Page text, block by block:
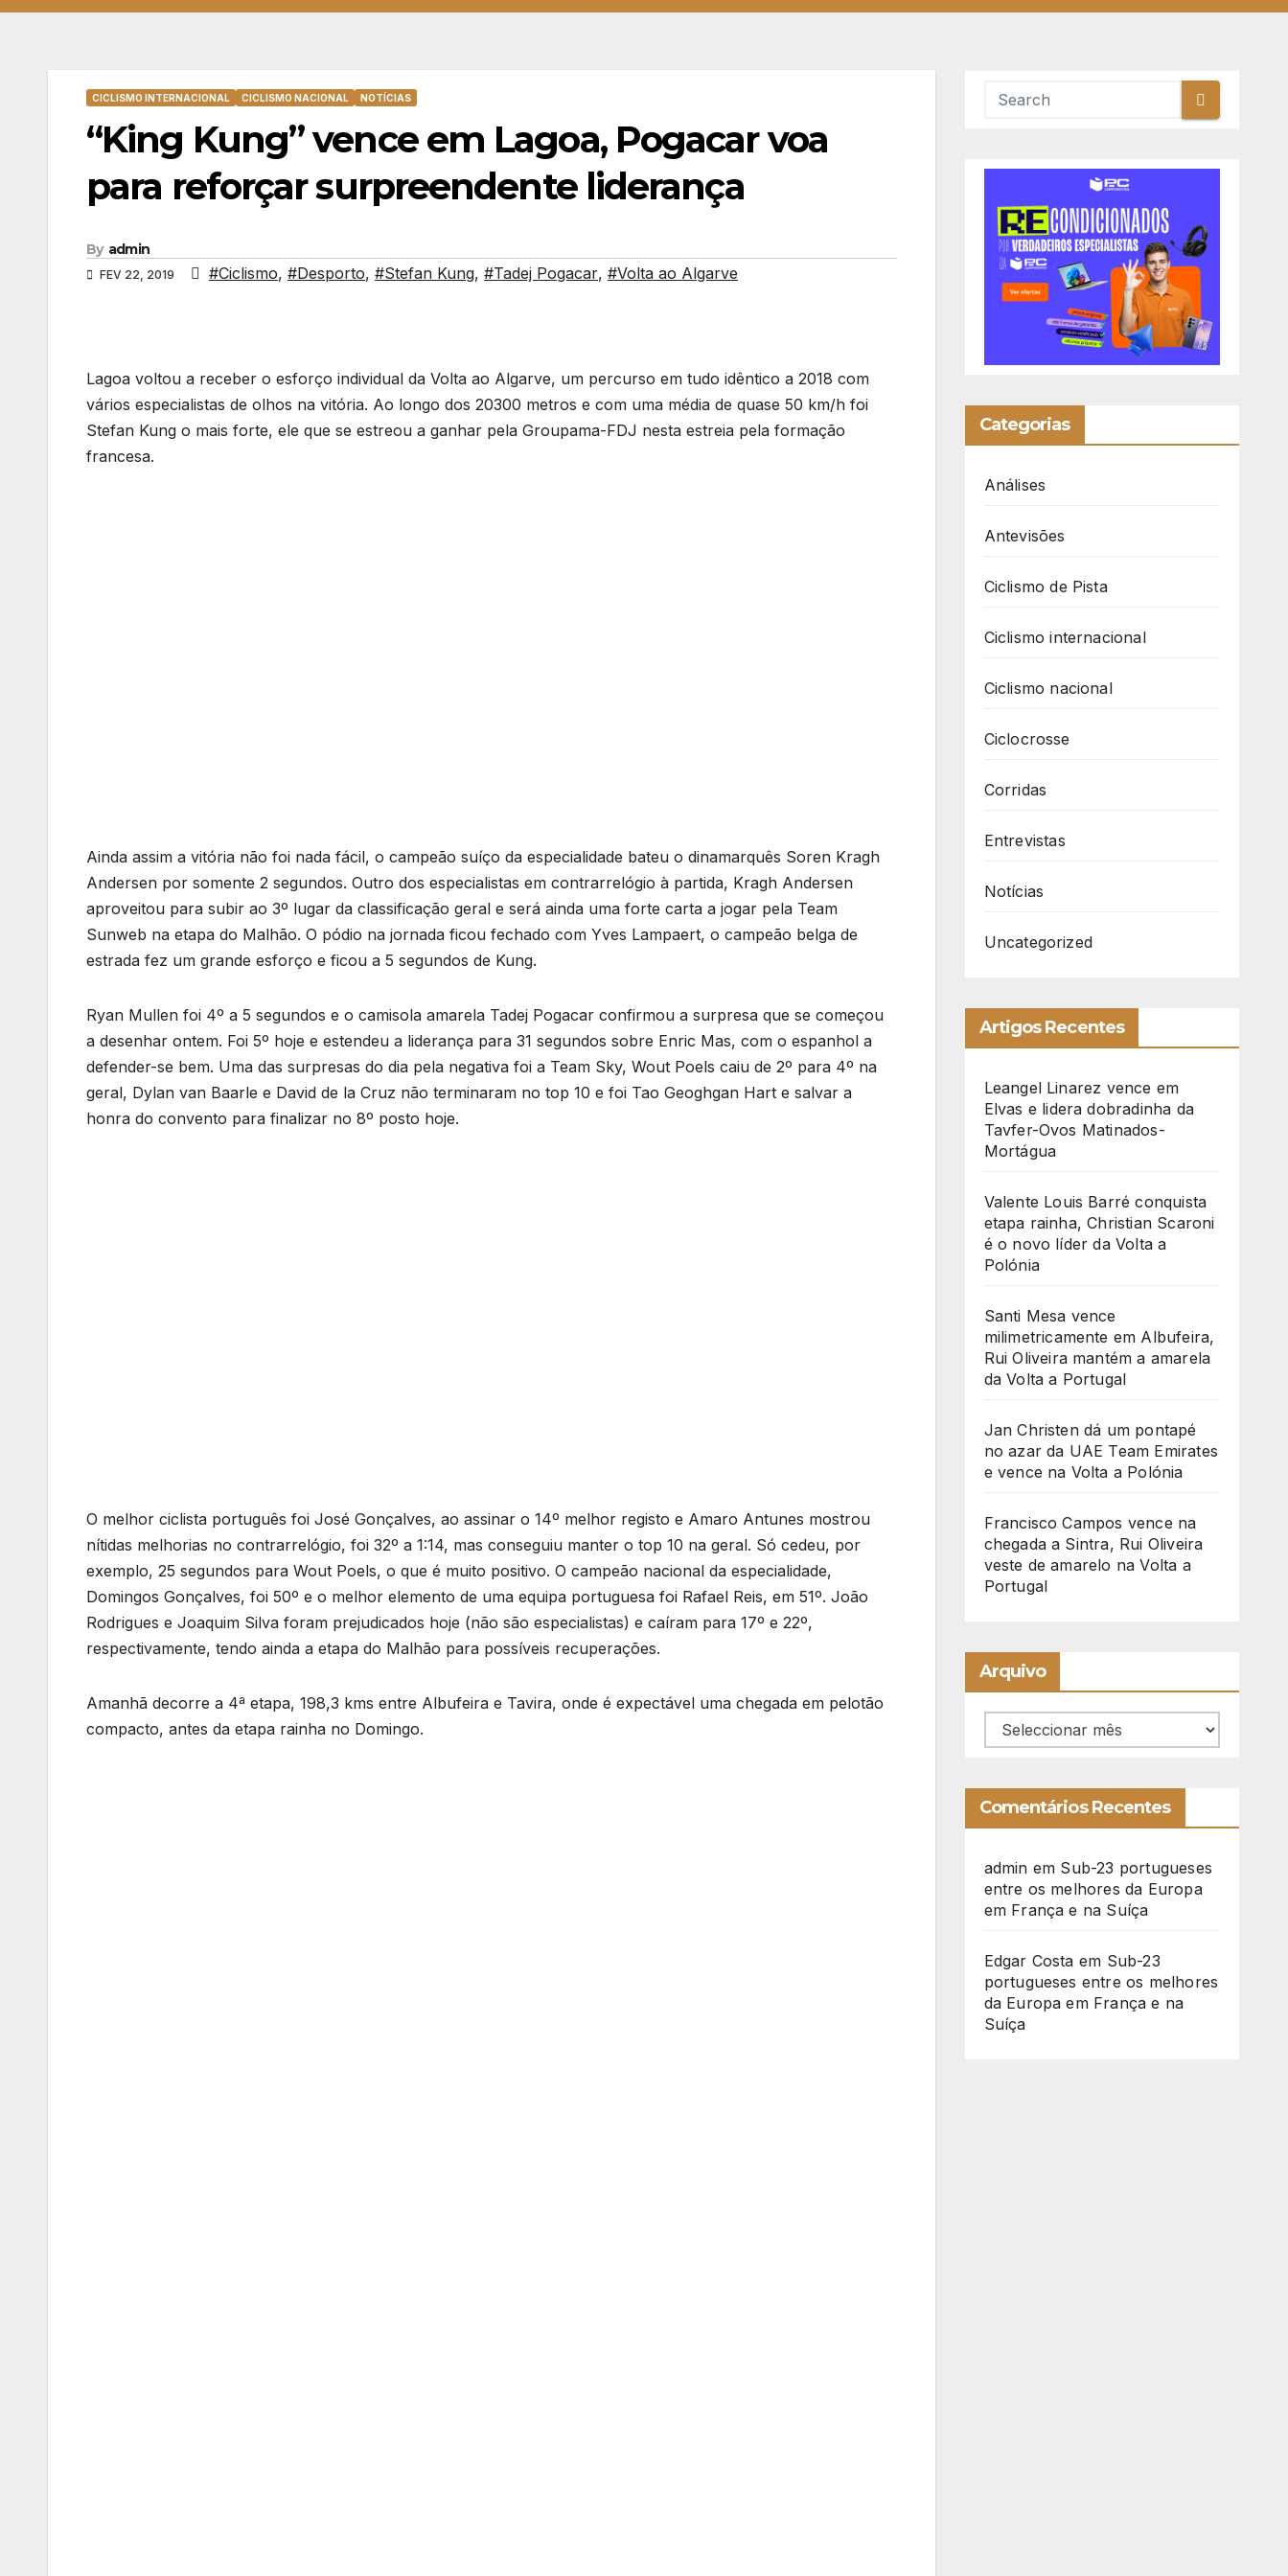
CICLISMO INTERNACIONAL CICLISMO NACIONAL NOTÍCIAS
“King Kung” vence em Lagoa, Pogacar voa
para reforçar surpreendente liderança
By admin
FEV 22, 2019 #Ciclismo, #Desporto, #Stefan Kung, #Tadej Pogacar, #Volta ao Algarve
Lagoa voltou a receber o esforço individual da Volta ao Algarve, um percurso em tudo idêntico a 2018 com
vários especialistas de olhos na vitória. Ao longo dos 20300 metros e com uma média de quase 50 km/h foi
Stefan Kung o mais forte, ele que se estreou a ganhar pela Groupama-FDJ nesta estreia pela formação
francesa.
Ainda assim a vitória não foi nada fácil, o campeão suíço da especialidade bateu o dinamarquês Soren Kragh
Andersen por somente 2 segundos. Outro dos especialistas em contrarrelógio à partida, Kragh Andersen
aproveitou para subir ao 3º lugar da classificação geral e será ainda uma forte carta a jogar pela Team
Sunweb na etapa do Malhão. O pódio na jornada ficou fechado com Yves Lampaert, o campeão belga de
estrada fez um grande esforço e ficou a 5 segundos de Kung.
Ryan Mullen foi 4º a 5 segundos e o camisola amarela Tadej Pogacar confirmou a surpresa que se começou
a desenhar ontem. Foi 5º hoje e estendeu a liderança para 31 segundos sobre Enric Mas, com o espanhol a
defender-se bem. Uma das surpresas do dia pela negativa foi a Team Sky, Wout Poels caiu de 2º para 4º na
geral, Dylan van Baarle e David de la Cruz não terminaram no top 10 e foi Tao Geoghgan Hart e salvar a
honra do convento para finalizar no 8º posto hoje.
O melhor ciclista português foi José Gonçalves, ao assinar o 14º melhor registo e Amaro Antunes mostrou
nítidas melhorias no contrarrelógio, foi 32º a 1:14, mas conseguiu manter o top 10 na geral. Só cedeu, por
exemplo, 25 segundos para Wout Poels, o que é muito positivo. O campeão nacional da especialidade,
Domingos Gonçalves, foi 50º e o melhor elemento de uma equipa portuguesa foi Rafael Reis, em 51º. João
Rodrigues e Joaquim Silva foram prejudicados hoje (não são especialistas) e caíram para 17º e 22º,
respectivamente, tendo ainda a etapa do Malhão para possíveis recuperações.
Amanhã decorre a 4ª etapa, 198,3 kms entre Albufeira e Tavira, onde é expectável uma chegada em pelotão
compacto, antes da etapa rainha no Domingo.
Categorias
Análises
Antevisões
Ciclismo de Pista
Ciclismo internacional
Ciclismo nacional
Ciclocrosse
Corridas
Entrevistas
Notícias
Uncategorized
Artigos Recentes
Leangel Linarez vence em
Elvas e lidera dobradinha da
Tavfer-Ovos Matinados-
Mortágua
Valente Louis Barré conquista
etapa rainha, Christian Scaroni
é o novo líder da Volta a
Polónia
Santi Mesa vence
milimetricamente em Albufeira,
Rui Oliveira mantém a amarela
da Volta a Portugal
Jan Christen dá um pontapé
no azar da UAE Team Emirates
e vence na Volta a Polónia
Francisco Campos vence na
chegada a Sintra, Rui Oliveira
veste de amarelo na Volta a
Portugal
Arquivo
Arquivo
Comentários Recentes
admin em Sub-23 portugueses
entre os melhores da Europa
em França e na Suíça
Edgar Costa em Sub-23
portugueses entre os melhores
da Europa em França e na
Suíça